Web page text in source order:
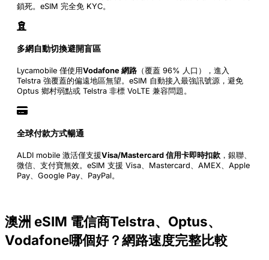
鎖死。eSIM 完全免 KYC。
多網自動切換避開盲區
Lycamobile 僅使用Vodafone 網路 （覆蓋 96% 人口），進入
Telstra 強覆蓋的偏遠地區無望。eSIM 自動接入最強訊號源，避免
Optus 鄉村弱點或 Telstra 非標 VoLTE 兼容問題。
全球付款方式暢通
ALDI mobile 激活僅支援Visa/Mastercard 信用卡即時扣款 ，銀聯、
微信、支付寶無效。eSIM 支援 Visa、Mastercard、AMEX、Apple
Pay、Google Pay、PayPal。
澳洲 eSIM 電信商Telstra、Optus、
Vodafone哪個好？網路速度完整比較